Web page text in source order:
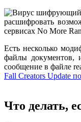
расшифровать
сервисах No More
Есть несколько
файлы документов,
сообщение в файле
Fall Creators Update
Что делать,